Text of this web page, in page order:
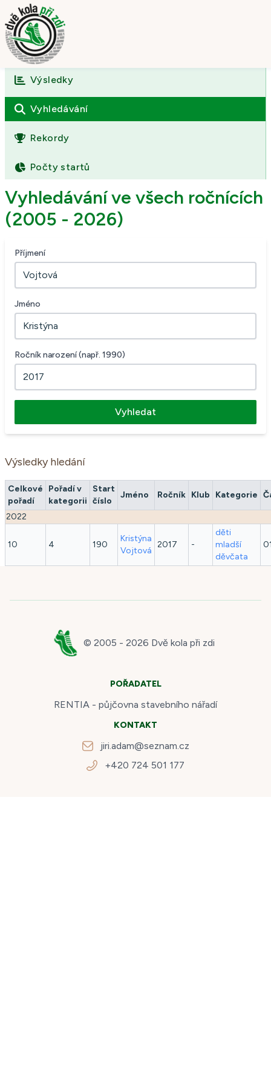
Úvod
O závodě
Výsledky
Fotogalerie
Kontakt
Výsledky
Vyhledávání
Rekordy
Počty startů
Vyhledávání ve všech ročnících
(2005 - 2026)
Příjmení
Jméno
Ročník narození (např. 1990)
Vyhledat
Výsledky hledání
Celkové
pořadí
Pořadí v
kategorii
Start
číslo
Jméno Ročník Klub Kategorie
2022
10 4 190
Kristýna
Vojtová
2017 -
děti
mladší
děvčata
© 2005 - 2026 Dvě kola při zdi
POŘADATEL
RENTIA - půjčovna stavebního nářadí
KONTAKT
jiri.adam@seznam.cz
+420 724 501 177